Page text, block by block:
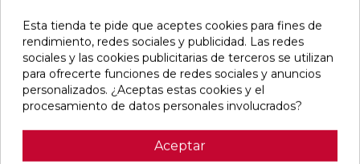
Disponible en diferentes medidas, con potencias que
alcanzan hasta 3708 W. Incluye soportes universales del
mismo color, purgador y tapón ciego. Acabado en Blanco
Estándar o personalizable con colores RAL y Acabados
Irsap. Ideal para hogares, oficinas y espacios públicos
gracias a su diseño funcional y elegante.
Esta tienda te pide que aceptes cookies para fines de
rendimiento, redes sociales y publicidad. Las redes
sociales y las cookies publicitarias de terceros se utilizan
para ofrecerte funciones de redes sociales y anuncios
personalizados. ¿Aceptas estas cookies y el
procesamiento de datos personales involucrados?
Aceptar